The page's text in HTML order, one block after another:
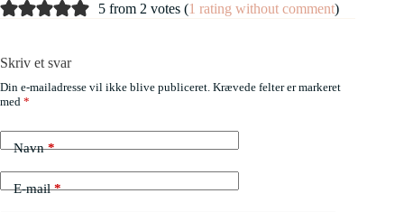
5 from 2 votes (1 rating without comment)
Skriv et svar
Din e-mailadresse vil ikke blive publiceret. Krævede felter er markeret
med *
Navn*
E-mail*